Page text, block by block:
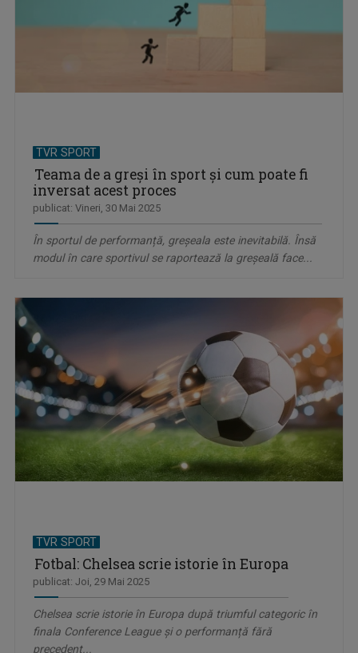
TVR SPORT
Teama de a greși în sport și cum poate fi
inversat acest proces
publicat: Vineri, 30 Mai 2025
În sportul de performanță, greșeala este inevitabilă. Însă
modul în care sportivul se raportează la greșeală face...
TVR SPORT
Fotbal: Chelsea scrie istorie în Europa
publicat: Joi, 29 Mai 2025
Chelsea scrie istorie în Europa după triumful categoric în
finala Conference League și o performanță fără
precedent...